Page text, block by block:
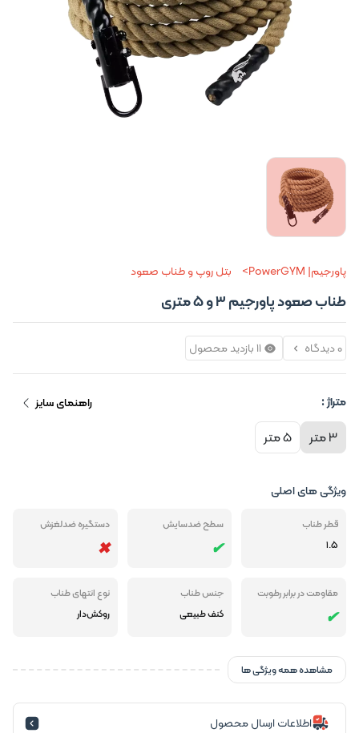
پاورجیم| PowerGYM بتل روپ و طناب صعود
طناب صعود پاورجیم 3 و 5 متری
0 دیدگاه 11 بازدید محصول
متراژ : راهنمای سایز
3 متر 5 متر
ویژگی های اصلی
قطر طناب
1.5
سطح ضدسایش دستگیره ضدلغزش
مقاومت در برابر رطوبت
جنس طناب
کنف طبیعی
نوع انتهای طناب
روکش‌دار
مشاهده همه ویژگی ها
اطلاعات ارسال محصول